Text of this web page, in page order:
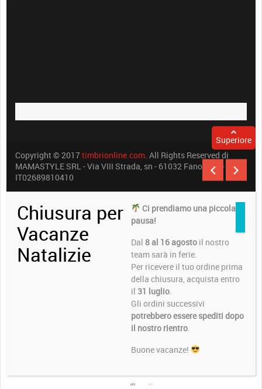
Copyright © 2017timbrionline.com . All Rights Reserved di
MAMASTYLE SRL - Via VIII Strada, sn - 61032 Fano (PU) -
IT02689810410
Superiore
Chiusura per
Vacanze
Natalizie
Ci prendiamo una piccola
pausa!
Dal 8 al 16 agosto il nostro
team sarà in ferie.
Per ricevere il tuo ordine prima
della chiusura, acquista entro
il 31 luglio
Gli ordini successivi
potrebbero essere spediti dopo
il nostro rientro
Buone vacanze!